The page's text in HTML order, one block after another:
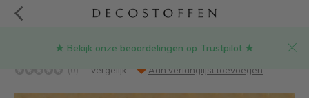
★ Bekijk onze beoordelingen op Trustpilot ★
Geel - minky fleece
(0) Vergelijk Aan verlanglijst toevoegen